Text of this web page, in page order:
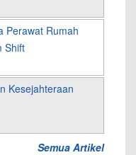
Perawat Rumah
Shift
Kesejahteraan
Semua Artikel